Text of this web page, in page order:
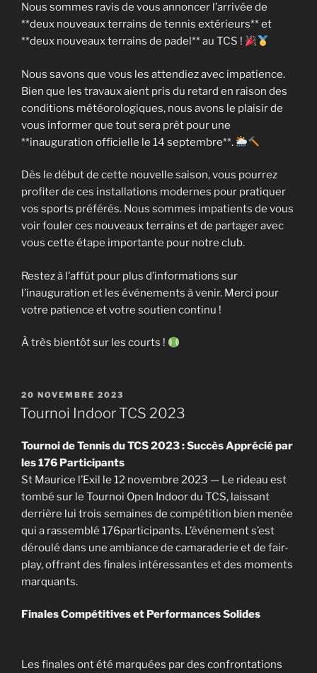
Nous sommes ravis de vous annoncer l’arrivée de
**deux nouveaux terrains de tennis extérieurs** et
**deux nouveaux terrains de padel** au TCS !
Nous savons que vous les attendiez avec impatience.
Bien que les travaux aient pris du retard en raison des
conditions météorologiques, nous avons le plaisir de
vous informer que tout sera prêt pour une
**inauguration officielle le 14 septembre**.
Dès le début de cette nouvelle saison, vous pourrez
profiter de ces installations modernes pour pratiquer
vos sports préférés. Nous sommes impatients de vous
voir fouler ces nouveaux terrains et de partager avec
vous cette étape importante pour notre club.
Restez à l’affût pour plus d’informations sur
l’inauguration et les événements à venir. Merci pour
votre patience et votre soutien continu !
À très bientôt sur les courts !
PUBLIÉ
LE
20 NOVEMBRE 2023
Tournoi Indoor TCS 2023
Tournoi de Tennis du TCS 2023 : Succès Apprécié par
les 176 Participants
St Maurice l’Exil le 12 novembre 2023 — Le rideau est
tombé sur le Tournoi Open Indoor du TCS, laissant
derrière lui trois semaines de compétition bien menée
qui a rassemblé 176participants. L’événement s’est
déroulé dans une ambiance de camaraderie et de fair-
play, offrant des finales intéressantes et des moments
marquants.
Finales Compétitives et Performances Solides
Les finales ont été marquées par des confrontations